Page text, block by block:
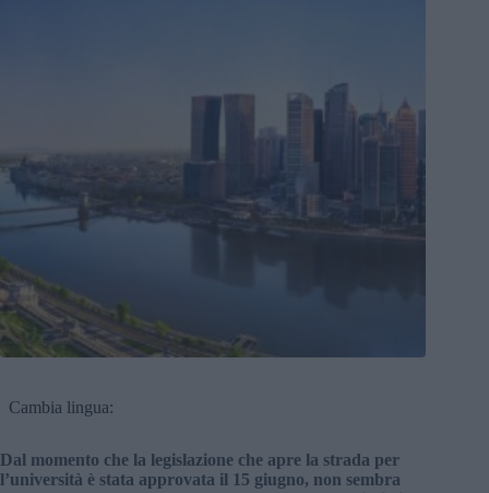
Cambia lingua:
Dal momento che la legislazione che apre la strada per
l’università è stata approvata il 15 giugno, non sembra